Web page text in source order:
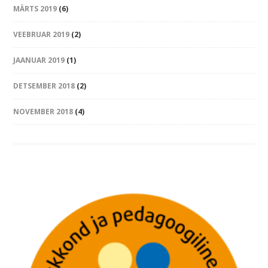
MÄRTS 2019 (6)
VEEBRUAR 2019 (2)
JAANUAR 2019 (1)
DETSEMBER 2018 (2)
NOVEMBER 2018 (4)